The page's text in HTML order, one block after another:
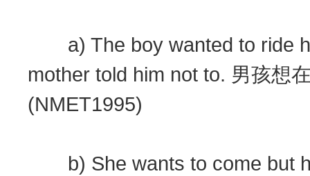
a) The boy wanted to ride
mother told him not to. 男孩想
(NMET1995)
b) She wants to come but